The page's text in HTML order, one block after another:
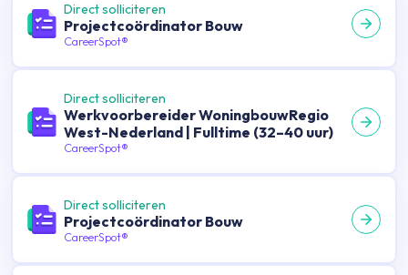
Direct solliciteren
Projectcoördinator Bouw
CareerSpot®
Direct solliciteren
Werkvoorbereider WoningbouwRegio
West-Nederland | Fulltime (32–40 uur)
CareerSpot®
Direct solliciteren
Projectcoördinator Bouw
CareerSpot®